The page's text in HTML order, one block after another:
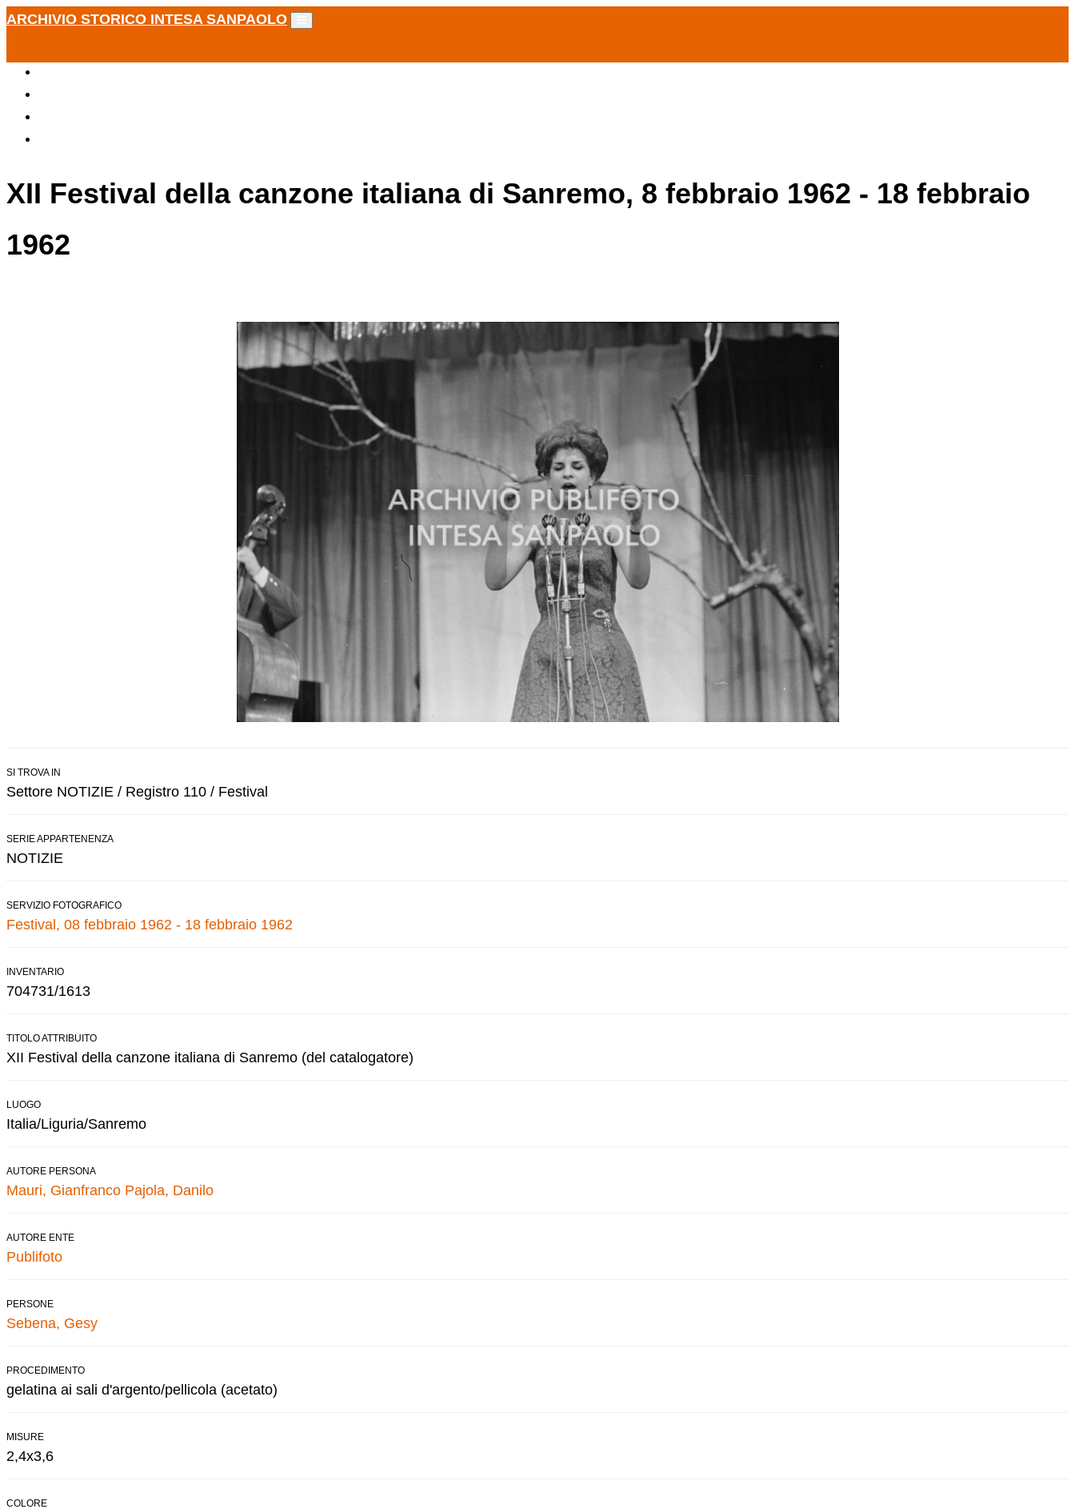
ARCHIVIO STORICO INTESA SANPAOLO
XII Festival della canzone italiana di Sanremo, 8 febbraio 1962 - 18 febbraio
1962
SI TROVA IN
Settore NOTIZIE / Registro 110 / Festival
SERIE APPARTENENZA
NOTIZIE
SERVIZIO FOTOGRAFICO
Festival, 08 febbraio 1962 - 18 febbraio 1962
INVENTARIO
704731/1613
TITOLO ATTRIBUITO
XII Festival della canzone italiana di Sanremo (del catalogatore)
LUOGO
Italia/Liguria/Sanremo
AUTORE PERSONA
Mauri, Gianfranco Pajola, Danilo
AUTORE ENTE
Publifoto
PERSONE
Sebena, Gesy
PROCEDIMENTO
gelatina ai sali d'argento/pellicola (acetato)
MISURE
2,4x3,6
COLORE